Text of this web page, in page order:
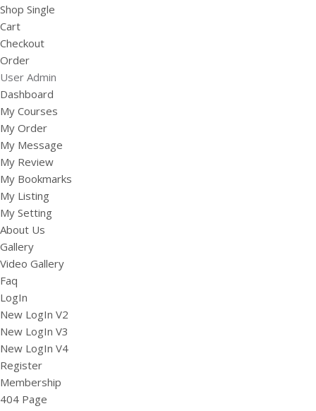
Shop Single
Cart
Checkout
Order
User Admin
Dashboard
My Courses
My Order
My Message
My Review
My Bookmarks
My Listing
My Setting
About Us
Gallery
Video Gallery
Faq
LogIn
New LogIn V2
New LogIn V3
New LogIn V4
Register
Membership
404 Page